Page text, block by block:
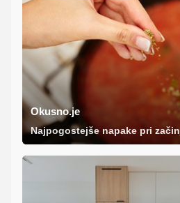
Okusno.je
Najpogostejše napake pri